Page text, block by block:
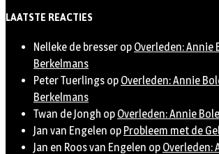
LAATSTE REACTIES
Nelleke de bresser op Overleden: Annie
Berkelmans
Peter Tuerlings op Overleden: Annie
Berkelmans
Twan de Jongh op Overleden: Annie
Jan van Engelen op Probleem met de
Jan en Roos van Engelen op Overleden: